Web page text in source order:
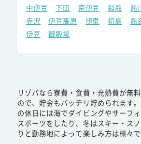
中伊豆
下田 南伊豆 稲取 熱
赤沢
伊豆高原 伊東 初島 熱
伊豆
御殿場
リゾバなら寮費・食費・光熱費が無
ので、貯金もバッチリ貯められます
の休日には海でダイビングやサーフ
スポーツをしたり、冬はスキー・ス
りと勤務地によって楽しみ方は様々で